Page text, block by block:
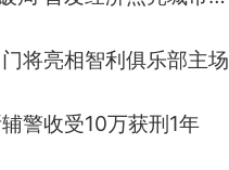
将亮相智利俱乐部主场
警收受10万获刑1年